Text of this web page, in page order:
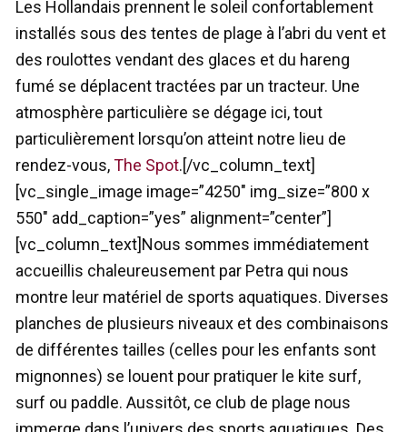
Les Hollandais prennent le soleil confortablement
installés sous des tentes de plage à l’abri du vent et
des roulottes vendant des glaces et du hareng
fumé se déplacent tractées par un tracteur. Une
atmosphère particulière se dégage ici, tout
particulièrement lorsqu’on atteint notre lieu de
rendez-vous,The Spot.[/vc_column_text]
[vc_single_image image=”4250″ img_size=”800 x
550″ add_caption=”yes” alignment=”center”]
[vc_column_text]Nous sommes immédiatement
accueillis chaleureusement par Petra qui nous
montre leur matériel de sports aquatiques. Diverses
planches de plusieurs niveaux et des combinaisons
de différentes tailles (celles pour les enfants sont
mignonnes) se louent pour pratiquer le kite surf,
surf ou paddle. Aussitôt, ce club de plage nous